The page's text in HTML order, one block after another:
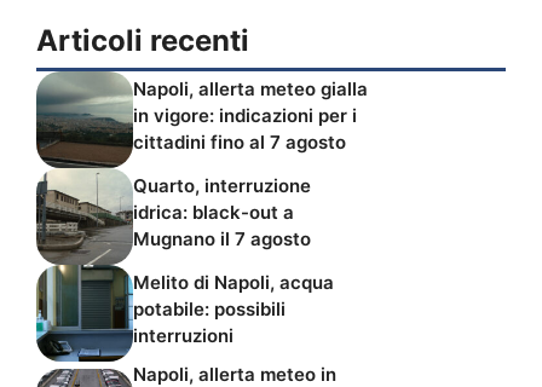
Articoli recenti
Napoli, allerta meteo gialla
in vigore: indicazioni per i
cittadini fino al 7 agosto
Quarto, interruzione
idrica: black-out a
Mugnano il 7 agosto
Melito di Napoli, acqua
potabile: possibili
interruzioni
Napoli, allerta meteo in